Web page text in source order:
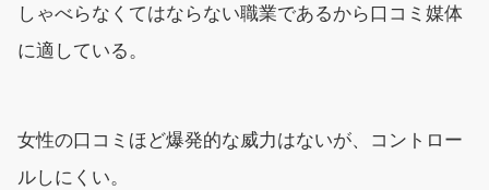
しゃべらなくてはならない職業であるから口コミ媒体
に適している。
女性の口コミほど爆発的な威力はないが、コントロー
ルしにくい。